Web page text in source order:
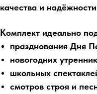
качества и
Комплект идеально
празднования Дня
новогодних
школьных
смотров строя и